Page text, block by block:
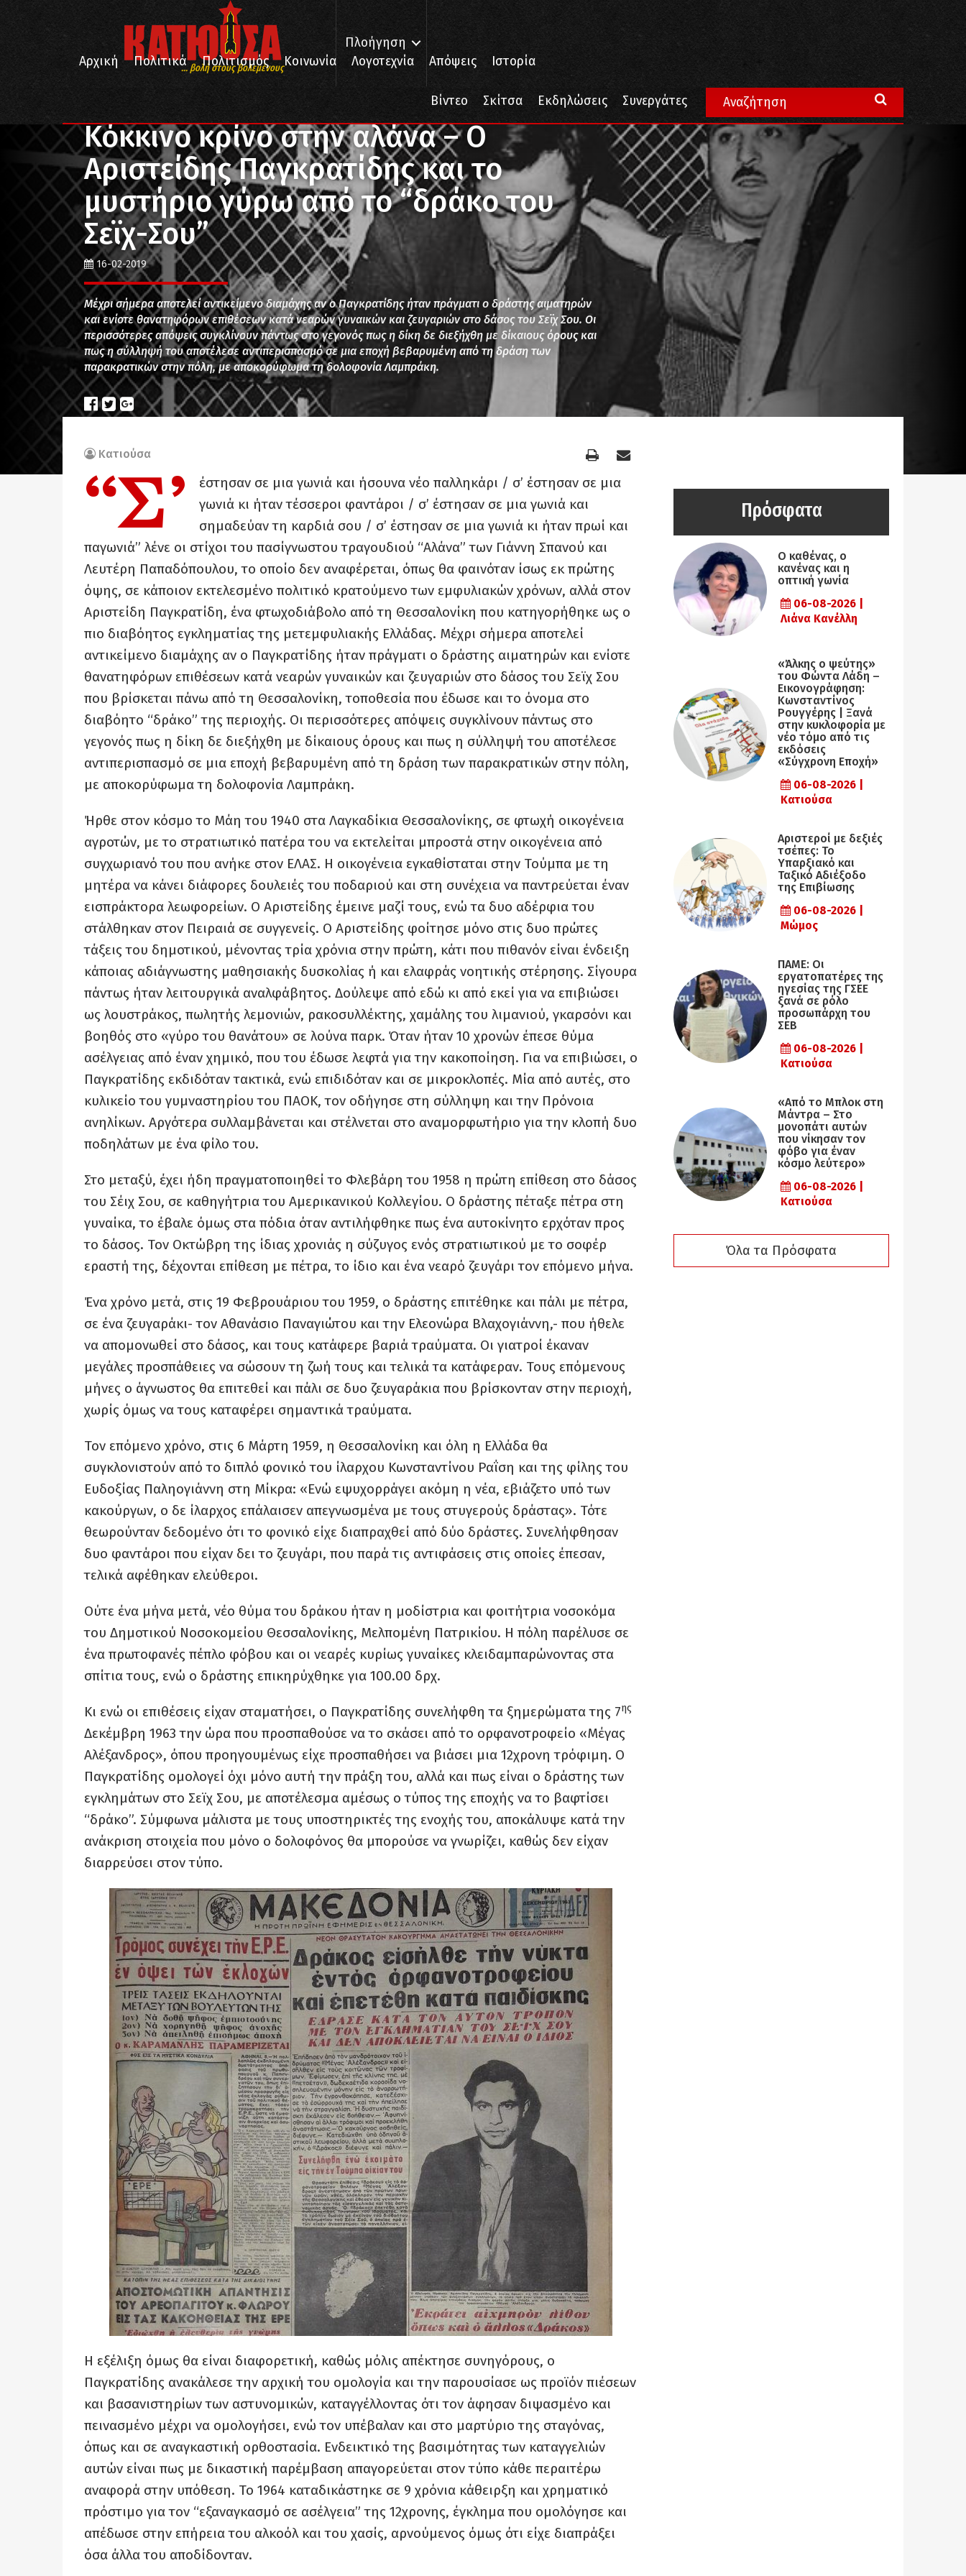
... βολή στους βολεμένους
Πλοήγηση
Αρχική
Πολιτικά Πολιτισμός Κοινωνία Λογοτεχνία Απόψεις Ιστορία
Βίντεο Σκίτσα Εκδηλώσεις Συνεργάτες
Ιστορία Κόκκινο κρίνο στην αλάνα – Ο Αριστείδης Παγκρατίδης και το μυστήριο γύρω από το “δράκο του Σεϊχ-Σου”
Κόκκινο κρίνο στην αλάνα – Ο
Αριστείδης Παγκρατίδης και το
μυστήριο γύρω από το “δράκο του
Σεϊχ-Σου”
16-02-2019
Μέχρι σήμερα αποτελεί αντικείμενο διαμάχης αν ο Παγκρατίδης ήταν πράγματι ο δράστης αιματηρών
και ενίοτε θανατηφόρων επιθέσεων κατά νεαρών γυναικών και ζευγαριών στο δάσος του Σεϊχ Σου. Οι
περισσότερες απόψεις συγκλίνουν πάντως στο γεγονός πως η δίκη δε διεξήχθη με δίκαιους όρους και
πως η σύλληψή του αποτέλεσε αντιπερισπασμό σε μια εποχή βεβαρυμένη από τη δράση των
παρακρατικών στην πόλη, με αποκορύφωμα τη δολοφονία Λαμπράκη.
Κατιούσα
“Σ’
έστησαν σε μια γωνιά και ήσουνα νέο παλληκάρι / σ’ έστησαν σε μια
γωνιά κι ήταν τέσσεροι φαντάροι / σ’ έστησαν σε μια γωνιά και
σημαδεύαν τη καρδιά σου / σ’ έστησαν σε μια γωνιά κι ήταν πρωί και
παγωνιά” λένε οι στίχοι του πασίγνωστου τραγουδιού “Αλάνα” των Γιάννη Σπανού και
Λευτέρη Παπαδόπουλου, το οποίο δεν αναφέρεται, όπως θα φαινόταν ίσως εκ πρώτης
όψης, σε κάποιον εκτελεσμένο πολιτικό κρατούμενο των εμφυλιακών χρόνων, αλλά στον
Αριστείδη Παγκρατίδη, ένα φτωχοδιάβολο από τη Θεσσαλονίκη που κατηγορήθηκε ως ο
πιο διαβόητος εγκληματίας της μετεμφυλιακής Ελλάδας. Μέχρι σήμερα αποτελεί
αντικείμενο διαμάχης αν ο Παγκρατίδης ήταν πράγματι ο δράστης αιματηρών και ενίοτε
θανατηφόρων επιθέσεων κατά νεαρών γυναικών και ζευγαριών στο δάσος του Σεϊχ Σου
που βρίσκεται πάνω από τη Θεσσαλονίκη, τοποθεσία που έδωσε και το όνομα στο
διαβόητο “δράκο” της περιοχής. Οι περισσότερες απόψεις συγκλίνουν πάντως στο
γεγονός πως η δίκη δε διεξήχθη με δίκαιους όρους και πως η σύλληψή του αποτέλεσε
αντιπερισπασμό σε μια εποχή βεβαρυμένη από τη δράση των παρακρατικών στην πόλη,
με αποκορύφωμα τη δολοφονία Λαμπράκη.
Ήρθε στον κόσμο το Μάη του 1940 στα Λαγκαδίκια Θεσσαλονίκης, σε φτωχή οικογένεια
αγροτών, με το στρατιωτικό πατέρα του να εκτελείται μπροστά στην οικογένεια από
συγχωριανό του που ανήκε στον ΕΛΑΣ. Η οικογένεια εγκαθίσταται στην Τούμπα με τη
μητέρα να κάνει διάφορες δουλειές του ποδαριού και στη συνέχεια να παντρεύεται έναν
εισπράκτορα λεωφορείων. Ο Αριστείδης έμεινε μαζί τους, ενώ τα δυο αδέρφια του
στάλθηκαν στον Πειραιά σε συγγενείς. Ο Αριστείδης φοίτησε μόνο στις δυο πρώτες
τάξεις του δημοτικού, μένοντας τρία χρόνια στην πρώτη, κάτι που πιθανόν είναι ένδειξη
κάποιας αδιάγνωστης μαθησιακής δυσκολίας ή και ελαφράς νοητικής στέρησης. Σίγουρα
πάντως ήταν λειτουργικά αναλφάβητος. Δούλεψε από εδώ κι από εκεί για να επιβιώσει
ως λουστράκος, πωλητής λεμονιών, ρακοσυλλέκτης, χαμάλης του λιμανιού, γκαρσόνι και
βοηθός στο «γύρο του θανάτου» σε λούνα παρκ. Όταν ήταν 10 χρονών έπεσε θύμα
ασέλγειας από έναν χημικό, που του έδωσε λεφτά για την κακοποίηση. Για να επιβιώσει, ο
Παγκρατίδης εκδιδόταν τακτικά, ενώ επιδιδόταν και σε μικροκλοπές. Μία από αυτές, στο
κυλικείο του γυμναστηρίου του ΠΑΟΚ, τον οδήγησε στη σύλληψη και την Πρόνοια
ανηλίκων. Αργότερα συλλαμβάνεται και στέλνεται στο αναμορφωτήριο για την κλοπή δυο
ποδηλάτων με ένα φίλο του.
Στο μεταξύ, έχει ήδη πραγματοποιηθεί το Φλεβάρη του 1958 η πρώτη επίθεση στο δάσος
του Σέιχ Σου, σε καθηγήτρια του Αμερικανικού Κολλεγίου. Ο δράστης πέταξε πέτρα στη
γυναίκα, το έβαλε όμως στα πόδια όταν αντιλήφθηκε πως ένα αυτοκίνητο ερχόταν προς
το δάσος. Τον Οκτώβρη της ίδιας χρονιάς η σύζυγος ενός στρατιωτικού με το σοφέρ
εραστή της, δέχονται επίθεση με πέτρα, το ίδιο και ένα νεαρό ζευγάρι τον επόμενο μήνα.
Ένα χρόνο μετά, στις 19 Φεβρουάριου του 1959, ο δράστης επιτέθηκε και πάλι με πέτρα,
σε ένα ζευγαράκι- τον Αθανάσιο Παναγιώτου και την Ελεονώρα Βλαχογιάννη,- που ήθελε
να απομονωθεί στο δάσος, και τους κατάφερε βαριά τραύματα. Οι γιατροί έκαναν
μεγάλες προσπάθειες να σώσουν τη ζωή τους και τελικά τα κατάφεραν. Τους επόμενους
μήνες ο άγνωστος θα επιτεθεί και πάλι σε δυο ζευγαράκια που βρίσκονταν στην περιοχή,
χωρίς όμως να τους καταφέρει σημαντικά τραύματα.
Τον επόμενο χρόνο, στις 6 Μάρτη 1959, η Θεσσαλονίκη και όλη η Ελλάδα θα
συγκλονιστούν από το διπλό φονικό του ίλαρχου Κωνσταντίνου Ραΐση και της φίλης του
Ευδοξίας Παληογιάννη στη Μίκρα: «Ενώ εψυχορράγει ακόμη η νέα, εβιάζετο υπό των
κακούργων, ο δε ίλαρχος επάλαισεν απεγνωσμένα με τους στυγερούς δράστας». Τότε
θεωρούνταν δεδομένο ότι το φονικό είχε διαπραχθεί από δύο δράστες. Συνελήφθησαν
δυο φαντάροι που είχαν δει το ζευγάρι, που παρά τις αντιφάσεις στις οποίες έπεσαν,
τελικά αφέθηκαν ελεύθεροι.
Ούτε ένα μήνα μετά, νέο θύμα του δράκου ήταν η μοδίστρια και φοιτήτρια νοσοκόμα
του Δημοτικού Νοσοκομείου Θεσσαλονίκης, Μελπομένη Πατρικίου. Η πόλη παρέλυσε σε
ένα πρωτοφανές πέπλο φόβου και οι νεαρές κυρίως γυναίκες κλειδαμπαρώνοντας στα
σπίτια τους, ενώ ο δράστης επικηρύχθηκε για 100.00 δρχ.
Κι ενώ οι επιθέσεις είχαν σταματήσει, ο Παγκρατίδης συνελήφθη τα ξημερώματα της 7ης
Δεκέμβρη 1963 την ώρα που προσπαθούσε να το σκάσει από το ορφανοτροφείο «Μέγας
Αλέξανδρος», όπου προηγουμένως είχε προσπαθήσει να βιάσει μια 12χρονη τρόφιμη. Ο
Παγκρατίδης ομολογεί όχι μόνο αυτή την πράξη του, αλλά και πως είναι ο δράστης των
εγκλημάτων στο Σεϊχ Σου, με αποτέλεσμα αμέσως ο τύπος της εποχής να το βαφτίσει
“δράκο”. Σύμφωνα μάλιστα με τους υποστηρικτές της ενοχής του, αποκάλυψε κατά την
ανάκριση στοιχεία που μόνο ο δολοφόνος θα μπορούσε να γνωρίζει, καθώς δεν είχαν
διαρρεύσει στον τύπο.
Η εξέλιξη όμως θα είναι διαφορετική, καθώς μόλις απέκτησε συνηγόρους, ο
Παγκρατίδης ανακάλεσε την αρχική του ομολογία και την παρουσίασε ως προϊόν πιέσεων
και βασανιστηρίων των αστυνομικών, καταγγέλλοντας ότι τον άφησαν διψασμένο και
πεινασμένο μέχρι να ομολογήσει, ενώ τον υπέβαλαν και στο μαρτύριο της σταγόνας,
όπως και σε αναγκαστική ορθοστασία. Ενδεικτικό της βασιμότητας των καταγγελιών
αυτών είναι πως με δικαστική παρέμβαση απαγορεύεται στον τύπο κάθε περαιτέρω
αναφορά στην υπόθεση. Το 1964 καταδικάστηκε σε 9 χρόνια κάθειρξη και χρηματικό
πρόστιμο για τον “εξαναγκασμό σε ασέλγεια” της 12χρονης, έγκλημα που ομολόγησε και
απέδωσε στην επήρεια του αλκοόλ και του χασίς, αρνούμενος όμως ότι είχε διαπράξει
όσα άλλα του αποδίδονταν.
Πρόσφατα
Ο καθένας, ο
κανένας και η
οπτική γωνία
06-08-2026 |
Λιάνα Κανέλλη
«Άλκης ο ψεύτης»
του Φώντα Λάδη –
Εικονογράφηση:
Κωνσταντίνος
Ρουγγέρης | Ξανά
στην κυκλοφορία με
νέο τόμο από τις
εκδόσεις
«Σύγχρονη Εποχή»
06-08-2026 |
Κατιούσα
Αριστεροί με δεξιές
τσέπες: Το
Υπαρξιακό και
Ταξικό Αδιέξοδο
της Επιβίωσης
06-08-2026 |
Μώμος
ΠΑΜΕ: Οι
εργατοπατέρες της
ηγεσίας της ΓΣΕΕ
ξανά σε ρόλο
προσωπάρχη του
ΣΕΒ
06-08-2026 |
Κατιούσα
«Από το Μπλοκ στη
Μάντρα – Στο
μονοπάτι αυτών
που νίκησαν τον
φόβο για έναν
κόσμο λεύτερο»
06-08-2026 |
Κατιούσα
Όλα τα Πρόσφατα